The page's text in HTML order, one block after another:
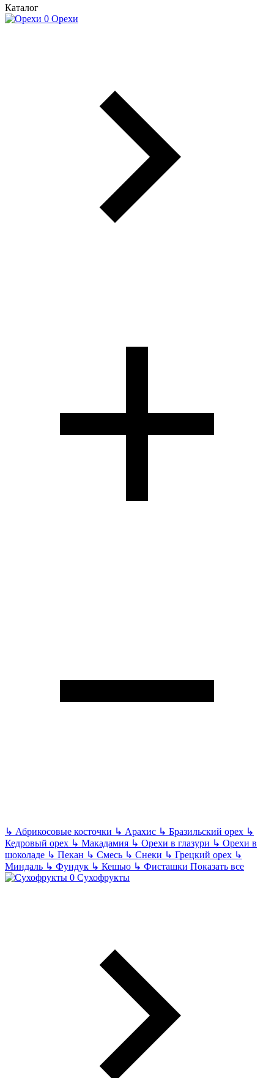
Каталог
Орехи
↳ Абрикосовые косточки ↳ Арахис ↳ Бразильский орех ↳
Кедровый орех ↳ Макадамия ↳ Орехи в глазури ↳ Орехи в
шоколаде ↳ Пекан ↳ Смесь ↳ Снеки ↳ Грецкий орех ↳
Миндаль ↳ Фундук ↳ Кешью ↳ Фисташки Показать все
Сухофрукты